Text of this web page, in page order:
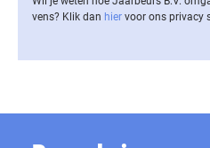
vens? Klik dan hier voor ons privacy